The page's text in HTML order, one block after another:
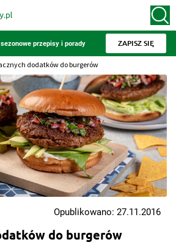
przepisy i porady ZAPISZ SIĘ
dodatków do burgerów
do burgerów
Opublikowano: 27.11.2016